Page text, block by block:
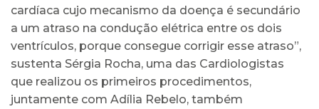
cardíaca cujo mecanismo da doença é secundário
a um atraso na condução elétrica entre os dois
ventrículos, porque consegue corrigir esse atraso”,
sustenta Sérgia Rocha, uma das Cardiologistas
que realizou os primeiros procedimentos,
juntamente com Adília Rebelo, também